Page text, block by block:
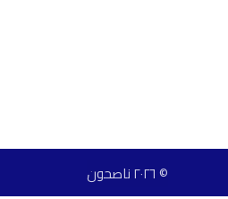
© ٢٠٢٦ ناصحون